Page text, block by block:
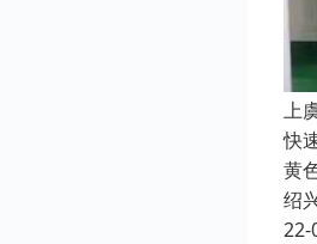
上
快
黄
绍
22-